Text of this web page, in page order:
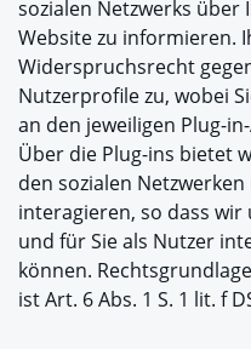
sozialen Netzwerks
Website zu informieren.
Widerspruchsrecht
Nutzerprofile zu, wobei
an den jeweiligen Plug-
Über die Plug-ins bietet
den sozialen
interagieren, so dass
und für Sie als Nutzer
können.
ist Art. 6 Abs. 1 S. 1 lit. f